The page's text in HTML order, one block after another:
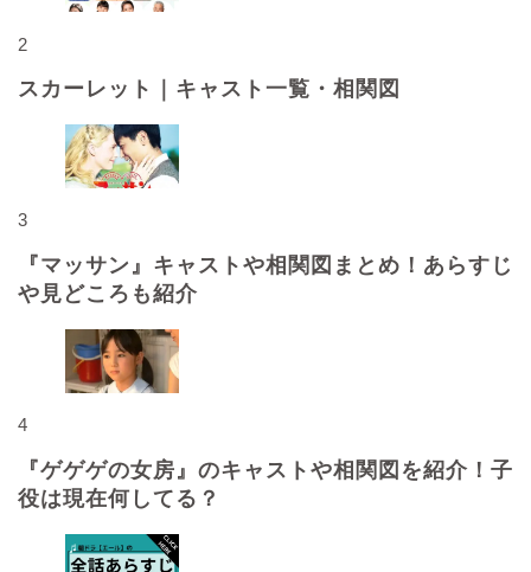
2
スカーレット｜キャスト一覧・相関図
3
『マッサン』キャストや相関図まとめ！あらすじ
や見どころも紹介
4
『ゲゲゲの女房』のキャストや相関図を紹介！子
役は現在何してる？